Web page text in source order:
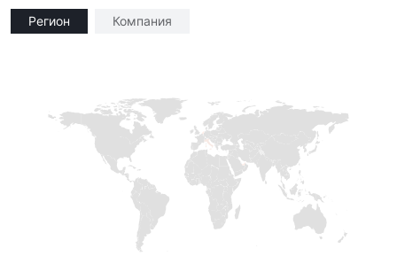
Регион Компания